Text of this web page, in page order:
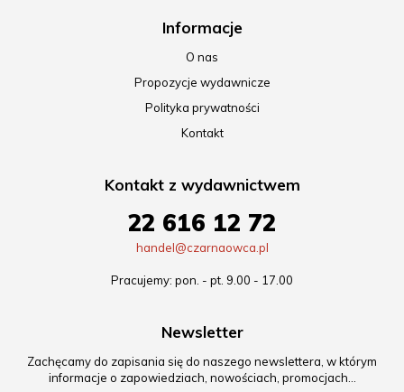
Informacje
O nas
Propozycje wydawnicze
Polityka prywatności
Kontakt
Kontakt z wydawnictwem
22 616 12 72
handel@czarnaowca.pl
Pracujemy: pon. - pt. 9.00 - 17.00
Newsletter
Zachęcamy do zapisania się do naszego newslettera, w którym
informacje o zapowiedziach, nowościach, promocjach…